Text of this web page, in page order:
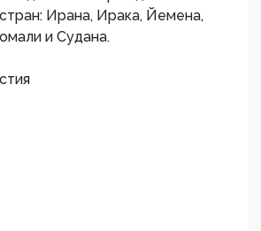
Ирана, Ирака, Йемена,
и Судана.